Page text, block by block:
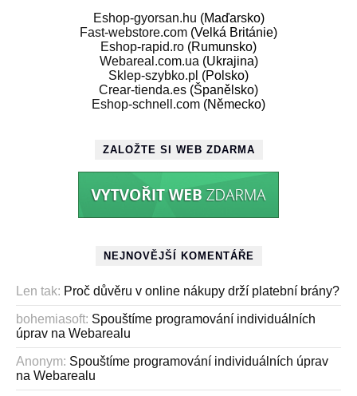
Eshop-gyorsan.hu (Maďarsko)
Fast-webstore.com (Velká Británie)
Eshop-rapid.ro (Rumunsko)
Webareal.com.ua(Ukrajina)
Sklep-szybko.pl (Polsko)
Crear-tienda.es (Španělsko)
Eshop-schnell.com (Německo)
ZALOŽTE SI WEB ZDARMA
NEJNOVĚJŠÍ KOMENTÁŘE
Len tak: Proč důvěru v online nákupy drží platební brány?
bohemiasoft: Spouštíme programování individuálních
úprav na Webarealu
Anonym: Spouštíme programování individuálních úprav
na Webarealu